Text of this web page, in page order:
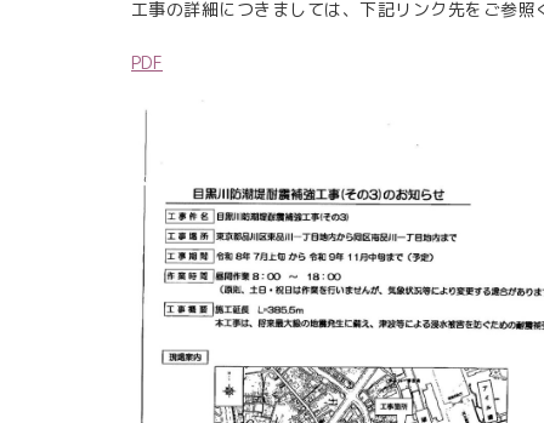
工事の詳細につきましては、下記リンク先をご参照
PDF